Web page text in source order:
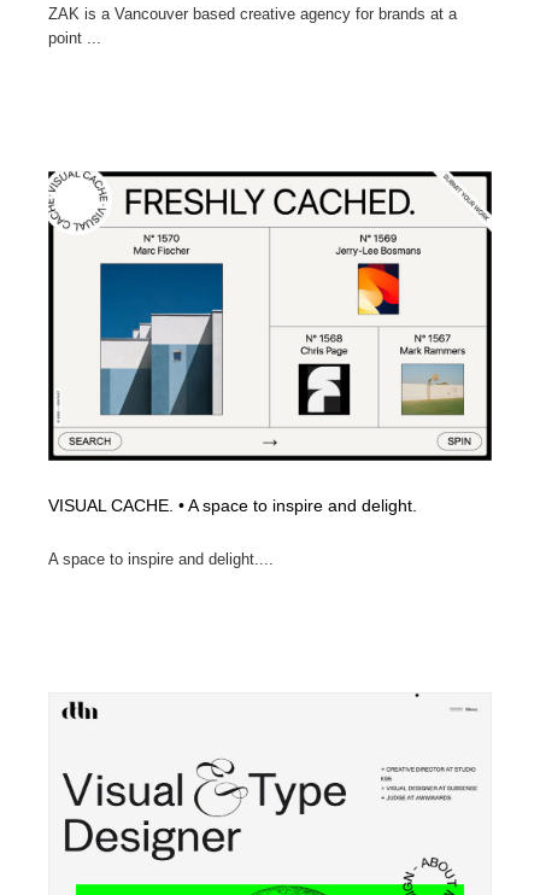
ZAK is a Vancouver based creative agency for brands at a
point ...
VISUAL CACHE. • A space to inspire and delight.
A space to inspire and delight....